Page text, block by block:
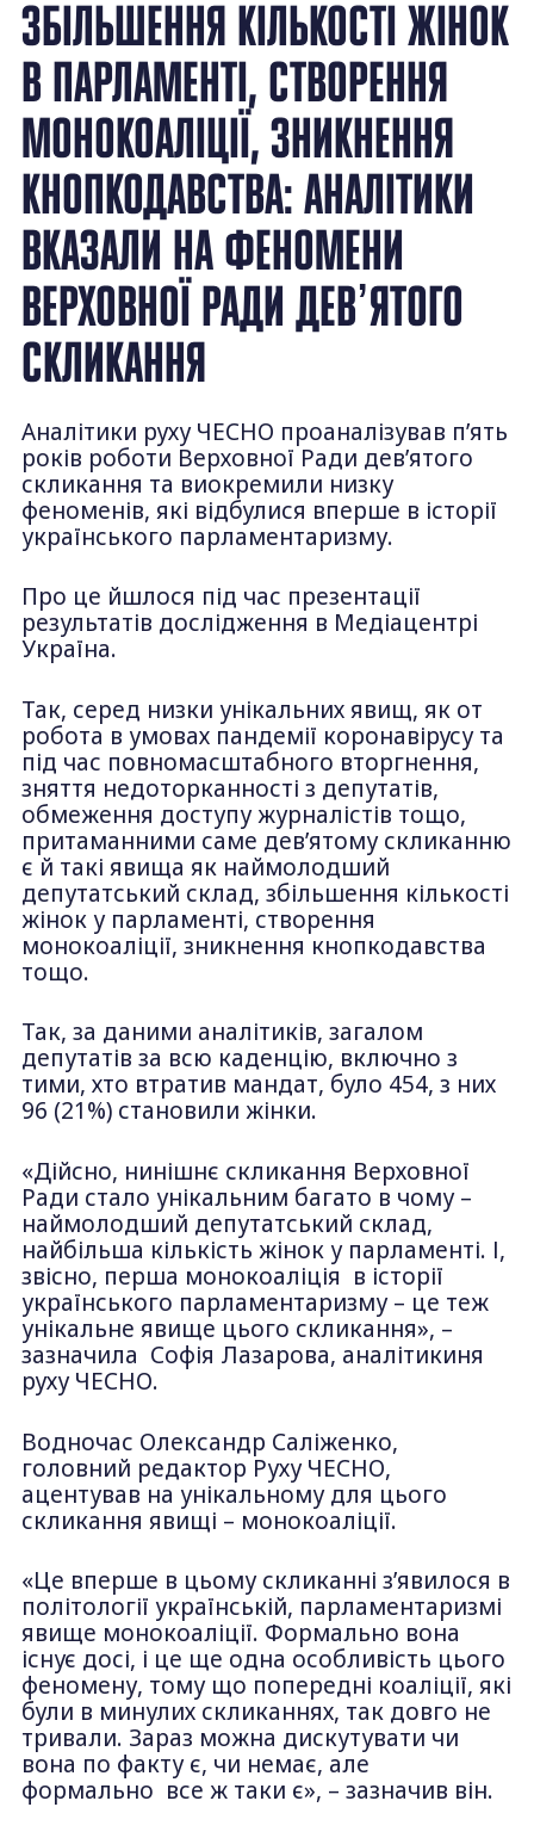
ЗБІЛЬШЕННЯ КІЛЬКОСТІ ЖІНОК
В ПАРЛАМЕНТІ, СТВОРЕННЯ
МОНОКОАЛІЦІЇ, ЗНИКНЕННЯ
КНОПКОДАВСТВА: АНАЛІТИКИ
ВКАЗАЛИ НА ФЕНОМЕНИ
ВЕРХОВНОЇ РАДИ ДЕВʼЯТОГО
СКЛИКАННЯ
Аналітики руху ЧЕСНО проаналізував п’ять
років роботи Верховної Ради девʼятого
скликання та виокремили низку
феноменів, які відбулися вперше в історії
українського парламентаризму.
Про це йшлося під час презентації
результатів дослідження в Медіацентрі
Україна.
Так, серед низки унікальних явищ, як от
робота в умовах пандемії коронавірусу та
під час повномасштабного вторгнення,
зняття недоторканності з депутатів,
обмеження доступу журналістів тощо,
притаманними саме девʼятому скликанню
є й такі явища як наймолодший
депутатський склад, збільшення кількості
жінок у парламенті, створення
монокоаліції, зникнення кнопкодавства
тощо.
Так, за даними аналітиків, загалом
депутатів за всю каденцію, включно з
тими, хто втратив мандат, було 454, з них
96 (21%) становили жінки.
«Дійсно, нинішнє скликання Верховної
Ради стало унікальним багато в чому –
наймолодший депутатський склад,
найбільша кількість жінок у парламенті. І,
звісно, перша монокоаліція в історії
українського парламентаризму – це теж
унікальне явище цього скликання», –
зазначила Софія Лазарова, аналітикиня
руху ЧЕСНО.
Водночас Олександр Саліженко,
головний редактор Руху ЧЕСНО,
ацентував на унікальному для цього
скликання явищі – монокоаліції.
«Це вперше в цьому скликанні зʼявилося в
політології українській, парламентаризмі
явище монокоаліції. Формально вона
існує досі, і це ще одна особливість цього
феномену, тому що попередні коаліції, які
були в минулих скликаннях, так довго не
тривали. Зараз можна дискутувати чи
вона по факту є, чи немає, але
формально все ж таки є», – зазначив він.